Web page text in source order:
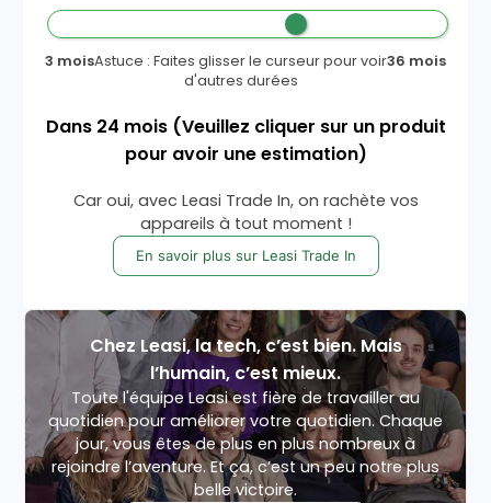
3 moisAstuce : Faites glisser le curseur pour voir
d'autres durées
36 mois
Dans 24 mois (Veuillez cliquer sur un produit
pour avoir une estimation)
Car oui, avec Leasi Trade In, on rachète vos
appareils à tout moment !
En savoir plus sur Leasi Trade In
Chez Leasi, la tech, c’est bien. Mais
l’humain, c’est mieux.
Toute l'équipe Leasi est fière de travailler au
quotidien pour améliorer votre quotidien. Chaque
jour, vous êtes de plus en plus nombreux à
rejoindre l’aventure. Et ça, c’est un peu notre plus
belle victoire.